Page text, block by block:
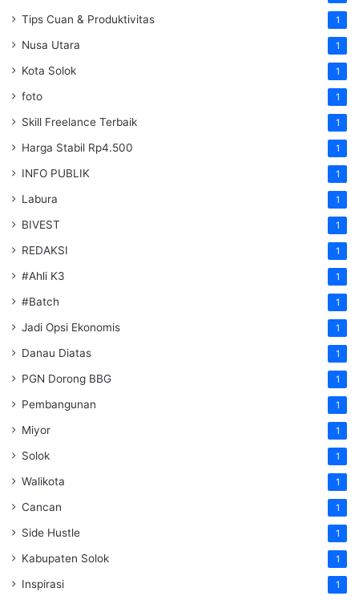
Tips Cuan & Produktivitas 1
Nusa Utara 1
Kota Solok 1
foto 1
Skill Freelance Terbaik 1
Harga Stabil Rp4.500 1
INFO PUBLIK 1
Labura 1
BIVEST 1
REDAKSI 1
#Ahli K3 1
#Batch 1
Jadi Opsi Ekonomis 1
Danau Diatas 1
PGN Dorong BBG 1
Pembangunan 1
Miyor 1
Solok 1
Walikota 1
Cancan 1
Side Hustle 1
Kabupaten Solok 1
Inspirasi 1